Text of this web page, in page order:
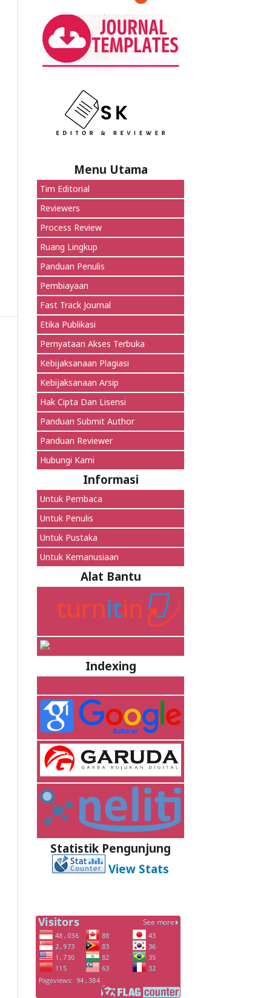
Menu Utama
Tim Editorial
Reviewers
Process Review
Ruang Lingkup
Panduan Penulis
Pembiayaan
Fast Track Journal
Etika Publikasi
Pernyataan Akses Terbuka
Kebijaksanaan Plagiasi
Kebijaksanaan Arsip
Hak Cipta Dan Lisensi
Panduan Submit Author
Panduan Reviewer
Hubungi Kami
Informasi
Untuk Pembaca
Untuk Penulis
Untuk Pustaka
Untuk Kemanusiaan
Alat Bantu
Indexing
Statistik Pengunjung
View Stats